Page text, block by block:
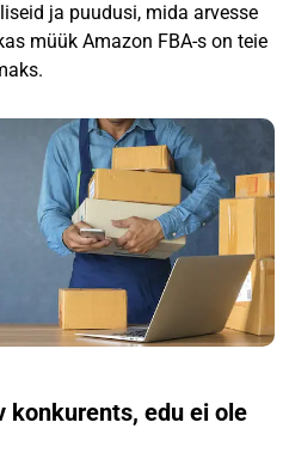
ja puudusi, mida arvesse
müük Amazon FBA-s on teie
konkurents, edu ei ole